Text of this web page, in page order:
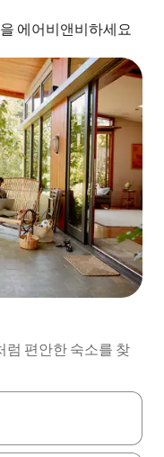
에어비앤비하세요
럼 편안한 숙소를 찾
하거나 터치 또는 스와이